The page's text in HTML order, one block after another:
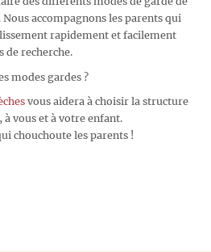
accompagnons les parents qui
rapidement et facilement
de recherche.
modes gardes ?
vous aidera à choisir la structure
vous et à votre enfant.
chouchoute les parents !